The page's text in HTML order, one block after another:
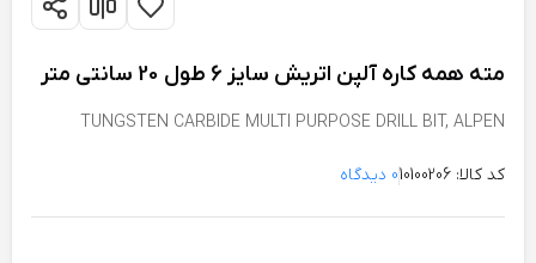
مته همه کاره آلپن اتریش سایز 6 طول 20 سانتی متر
TUNGSTEN CARBIDE MULTI PURPOSE DRILL BIT, ALPEN
کد کالا: 10100206
0 دیدگاه